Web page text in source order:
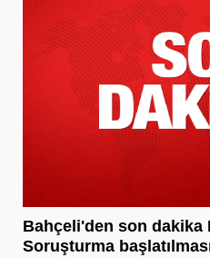
Bahçeli'den son dakika
Soruşturma